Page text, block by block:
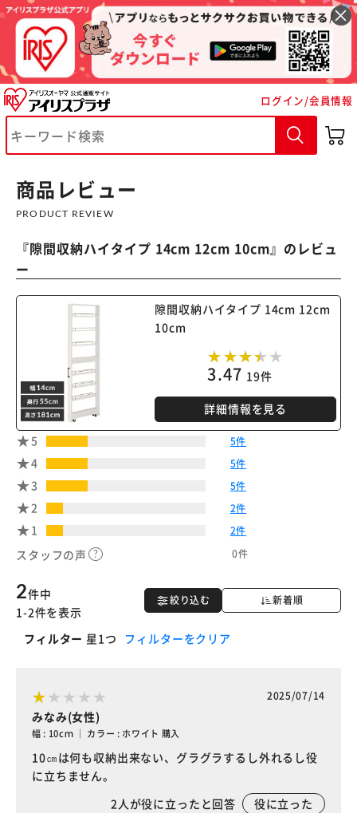
ログイン/会員情報
商品レビュー
PRODUCT REVIEW
『隙間収納ハイタイプ 14cm 12cm 10cm』のレビュ
ー
隙間収納ハイタイプ 14cm 12cm
10cm
3.47 19件
詳細情報を見る
5 5件
4 5件
3 5件
2 2件
1 2件
スタッフの声 0件
絞り込む 新着順
2件中
1-2件を表示
フィルター 星1つ フィルターをクリア
2025/07/14
みなみ(女性)
幅 : 10cｍ ｜ カラー : ホワイト 購入
10㎝は何も収納出来ない、グラグラするし外れるし役
に立ちません。
2人が役に立ったと回答 役に立った
※ご確認ください